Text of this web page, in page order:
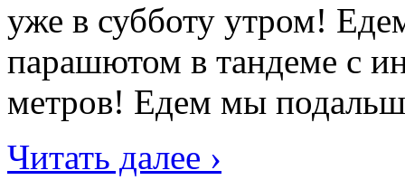
уже в субботу утром!
парашютом в тандеме с
метров! Едем мы
Читать далее ›